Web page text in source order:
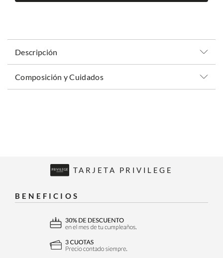
Descripción
Composición y Cuidados
TARJETA PRIVILEGE
BENEFICIOS